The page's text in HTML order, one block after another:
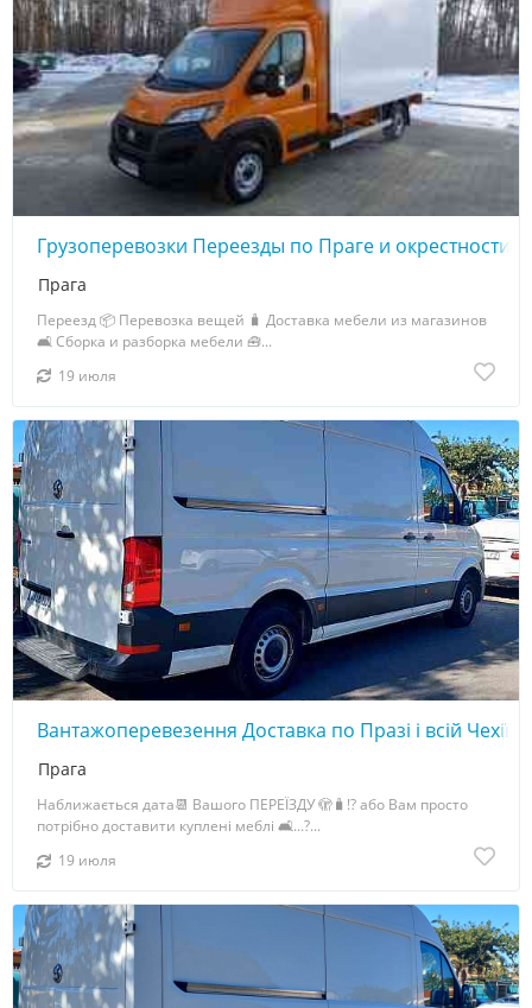
Грузоперевозки Переезды по Праге и окрестности
Прага
Переезд 📦 Перевозка вещей 🧳 Доставка мебели из магазинов
🛋️ Сборка и разборка мебели 🧰...
19 июля
Вантажоперевезення Доставка по Празі і всій Чехії
Прага
Наближається дата📆 Вашого ПЕРЕЇЗДУ 🫣🧳!? або Вам просто
потрібно доставити куплені меблі 🛋️...?...
19 июля